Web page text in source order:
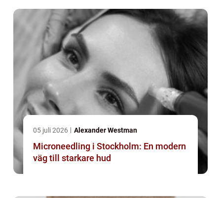
05 juli 2026 Alexander Westman
Microneedling i Stockholm: En modern
väg till starkare hud